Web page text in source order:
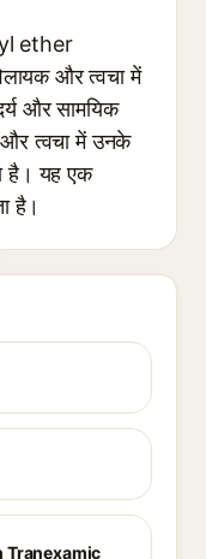
ether
और त्वचा में
और सामयिक
और त्वचा में उनके
है। यह एक
है।
Tranexamic